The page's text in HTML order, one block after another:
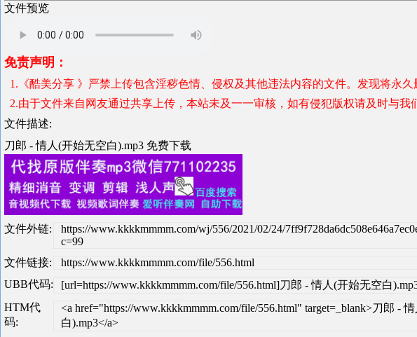
文件预览
免责声明：
1.《酷美分享 》严禁上传包含淫秽色情、侵权及其他违法内容的文件。发现将永久
2.由于文件来自网友通过共享上传，本站未及一一审核，如有侵犯版权请及时与
文件描述:
刀郎 - 情人(开始无空白).mp3 免费下载
文件外链:
https://www.kkkkmmmm.com/wj/556/2021/02/24/
c=99
文件链接:
https://www.kkkkmmmm.com/file/556.html
UBB代码:
[url=https://www.kkkkmmmm.com/file/556.html]刀郎 - 情人(开始无空白
HTM代
码:
<a href="https://www.kkkkmmmm.com/file/556.html" target=_blank>刀郎 -
白).mp3</a>